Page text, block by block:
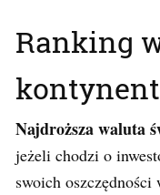
Ranking
Najdroższa waluta
jeżeli chodzi o
swoich oszczędności